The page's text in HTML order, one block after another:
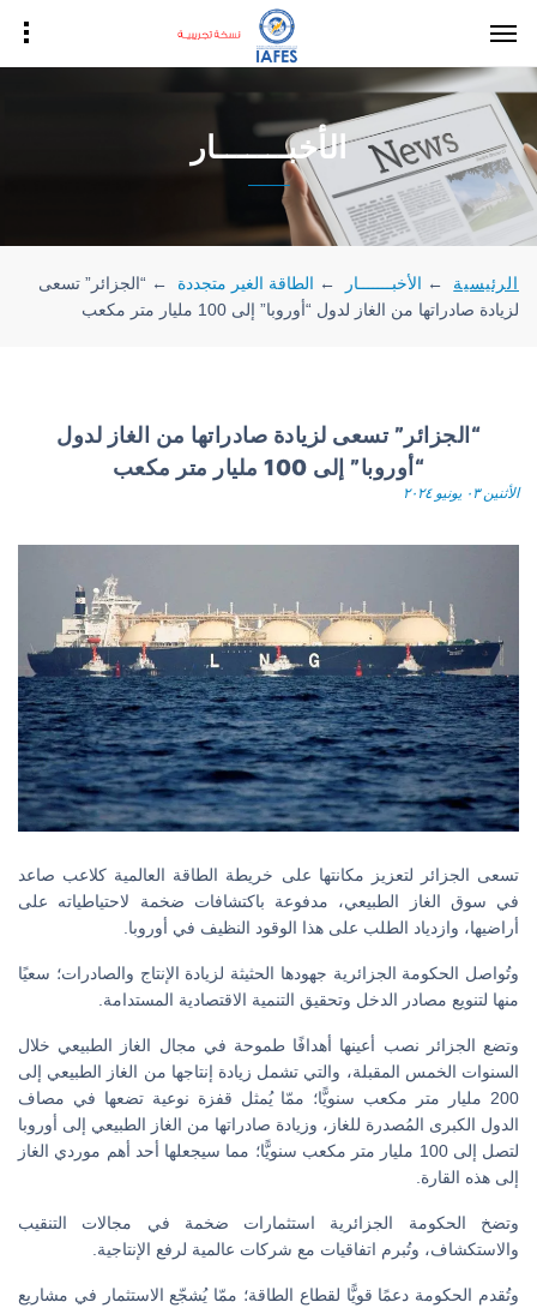
الأخبـــــــار
الرئيسية ← الأخبـــــــار ← الطاقة الغير متجددة ← “الجزائر” تسعى
لزيادة صادراتها من الغاز لدول “أوروبا” إلى 100 مليار متر مكعب
“الجزائر” تسعى لزيادة صادراتها من الغاز لدول
“أوروبا” إلى 100 مليار متر مكعب
الأثنين ٠٣ يونيو ٢٠٢٤
تسعى الجزائر لتعزيز مكانتها على خريطة الطاقة العالمية كلاعب صاعد
في سوق الغاز الطبيعي، مدفوعة باكتشافات ضخمة لاحتياطياته على
أراضيها، وازدياد الطلب على هذا الوقود النظيف في أوروبا.
وتُواصل الحكومة الجزائرية جهودها الحثيثة لزيادة الإنتاج والصادرات؛ سعيًا
منها لتنويع مصادر الدخل وتحقيق التنمية الاقتصادية المستدامة.
وتضع الجزائر نصب أعينها أهدافًا طموحة في مجال الغاز الطبيعي خلال
السنوات الخمس المقبلة، والتي تشمل زيادة إنتاجها من الغاز الطبيعي إلى
200 مليار متر مكعب سنويًّا؛ ممّا يُمثل قفزة نوعية تضعها في مصاف
الدول الكبرى المُصدرة للغاز، وزيادة صادراتها من الغاز الطبيعي إلى أوروبا
لتصل إلى 100 مليار متر مكعب سنويًّا؛ مما سيجعلها أحد أهم موردي الغاز
إلى هذه القارة.
وتضخ الحكومة الجزائرية استثمارات ضخمة في مجالات التنقيب
والاستكشاف، وتُبرم اتفاقيات مع شركات عالمية لرفع الإنتاجية.
وتُقدم الحكومة دعمًا قويًّا لقطاع الطاقة؛ ممّا يُشجّع الاستثمار في مشاريع